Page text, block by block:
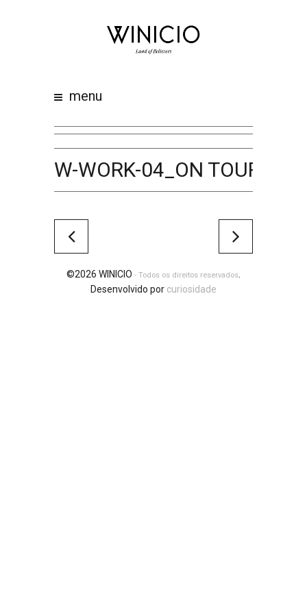
menu
clients
team
awards
contacts
W-WORK-04_ON TOUR
©2026 WINICIO - Todos os direitos reservados
Desenvolvido por curiosidade